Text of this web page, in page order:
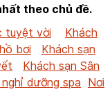
theo chủ đề.
tuyệt vời
Khách
bơi
Khách sạn
Khách sạn Sân
nghỉ dưỡng spa
Nơi